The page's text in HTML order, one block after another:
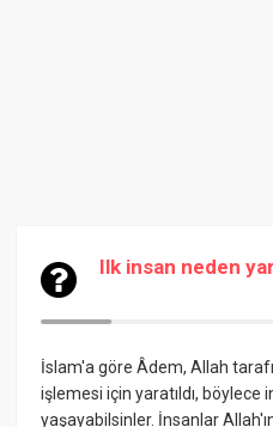
Ilk insan neden
İslam'a göre Âdem, Allah
işlemesi için yaratıldı, böylece
yaşayabilsinler. İnsanlar